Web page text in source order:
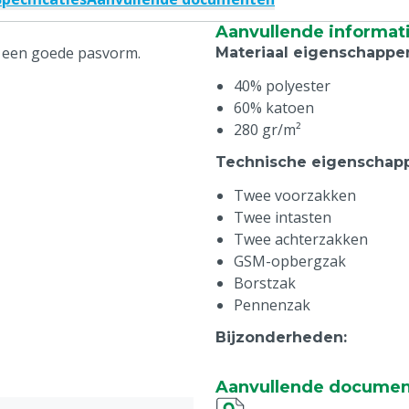
goede pasvorm.
Aanvullende
Materiaal
40% polyester
60% katoen
280 gr/m²
Technische
Twee voorzakken
Twee intasten
Twee achterzakken
GSM-opbergzak
Borstzak
Pennenzak
Bijzonderheden:
Maat 2 = 44-46 = S (small)
Aanvullende